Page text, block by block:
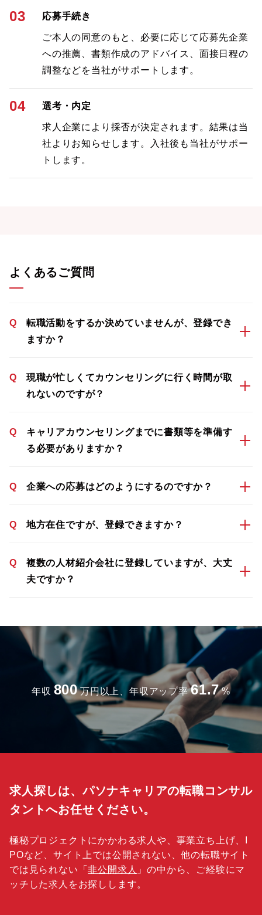
03 応募手続き
ご本人の同意のもと、必要に応じて応募先企業
への推薦、書類作成のアドバイス、面接日程の
調整などを当社がサポートします。
04 選考・内定
求人企業により採否が決定されます。結果は当
社よりお知らせします。入社後も当社がサポー
トします。
よくあるご質問
Q
転職活動をするか決めていませんが、登録でき
ますか？
Q
現職が忙しくてカウンセリングに行く時間が取
れないのですが？
Q
キャリアカウンセリングまでに書類等を準備す
る必要がありますか？
Q 企業への応募はどのようにするのですか？
Q 地方在住ですが、登録できますか？
Q
複数の人材紹介会社に登録していますが、大丈
夫ですか？
年収 800 万円以上、年収アップ率 61.7 %
求人探しは、パソナキャリアの転職コンサル
タントへお任せください。
極秘プロジェクトにかかわる求人や、事業立ち上げ、I
POなど、サイト上では公開されない、他の転職サイト
では見られない「非公開求人 」の中から、ご経験にマ
ッチした求人をお探しします。